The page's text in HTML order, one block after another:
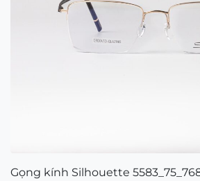
Gọng kính Silhouette